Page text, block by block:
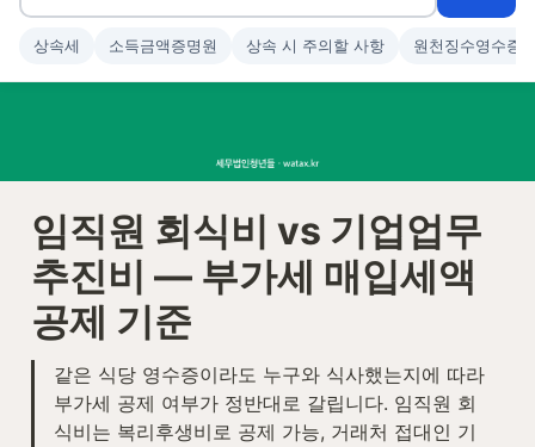
임직원 회식비 vs 기업업무
추진비 — 부가세 매입세액
공제 기준
같은 식당 영수증이라도 누구와 식사했는지에 따라
부가세 공제 여부가 정반대로 갈립니다. 임직원 회
식비는 복리후생비로 공제 가능, 거래처 접대인 기
상속세 소득금액증명원 상속 시 주의할 사항 원천징수영수증